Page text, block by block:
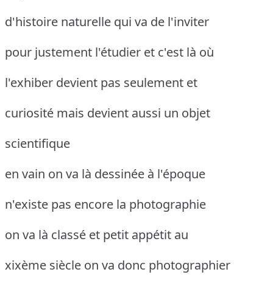
d'histoire naturelle qui va de l'inviter
pour justement l'étudier et c'est là où
l'exhiber devient pas seulement et
curiosité mais devient aussi un objet
scientifique
en vain on va là dessinée à l'époque
n'existe pas encore la photographie
on va là classé et petit appétit au
xixème siècle on va donc photographier